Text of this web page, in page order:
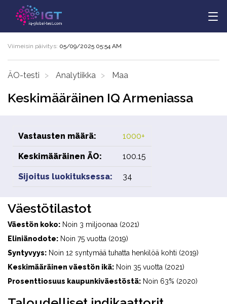
Viimeisin päivitys: 05/09/2025 05:54 AM
ÄO-testi Analytiikka Maa
Keskimääräinen IQ Armeniassa
Vastausten määrä: 1000+
Keskimääräinen ÄO: 100.15
Sijoitus luokituksessa: 34
Väestötilastot
Väestön koko: Noin 3 miljoonaa (2021)
Eliniänodote: Noin 75 vuotta (2019)
Syntyvyys: Noin 12 syntymää tuhatta henkilöä kohti (2019)
Keskimääräinen väestön ikä: Noin 35 vuotta (2021)
Prosenttiosuus kaupunkiväestöstä: Noin 63% (2020)